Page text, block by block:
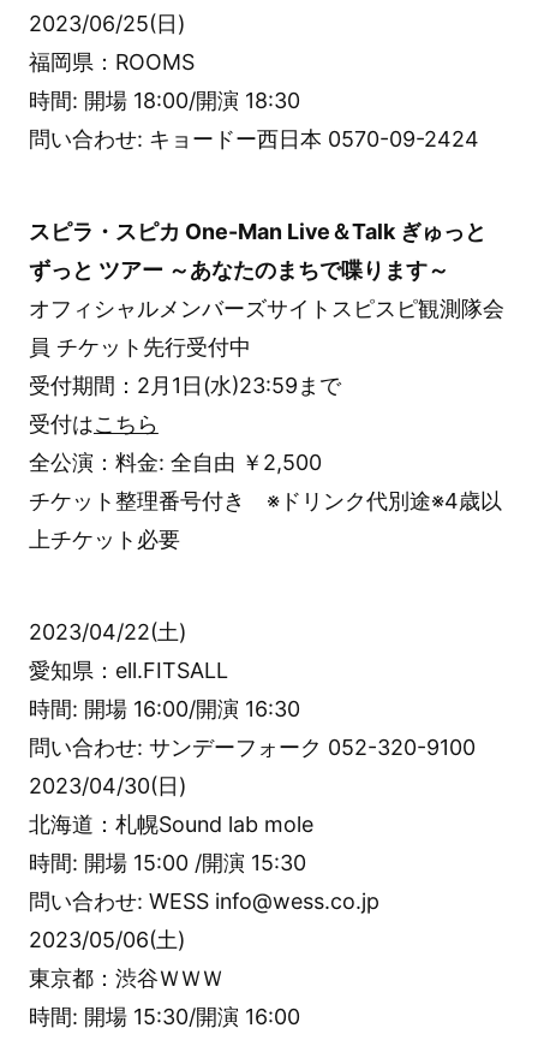
2023/06/25(日)
福岡県：ROOMS
時間: 開場 18:00/開演 18:30
問い合わせ: キョードー西日本 0570-09-2424
スピラ・スピカ One-Man Live＆Talk ぎゅっと
ずっと ツアー ～あなたのまちで喋ります～
オフィシャルメンバーズサイトスピスピ観測隊会
員 チケット先行受付中
受付期間：2月1日(水)23:59まで
受付はこちら
全公演：料金: 全自由 ￥2,500
チケット整理番号付き ※ドリンク代別途※4歳以
上チケット必要
2023/04/22(土)
愛知県：ell.FITSALL
時間: 開場 16:00/開演 16:30
問い合わせ: サンデーフォーク 052-320-9100
2023/04/30(日)
北海道：札幌Sound lab mole
時間: 開場 15:00 /開演 15:30
問い合わせ: WESS info@wess.co.jp
2023/05/06(土)
東京都：渋谷ＷＷＷ
時間: 開場 15:30/開演 16:00